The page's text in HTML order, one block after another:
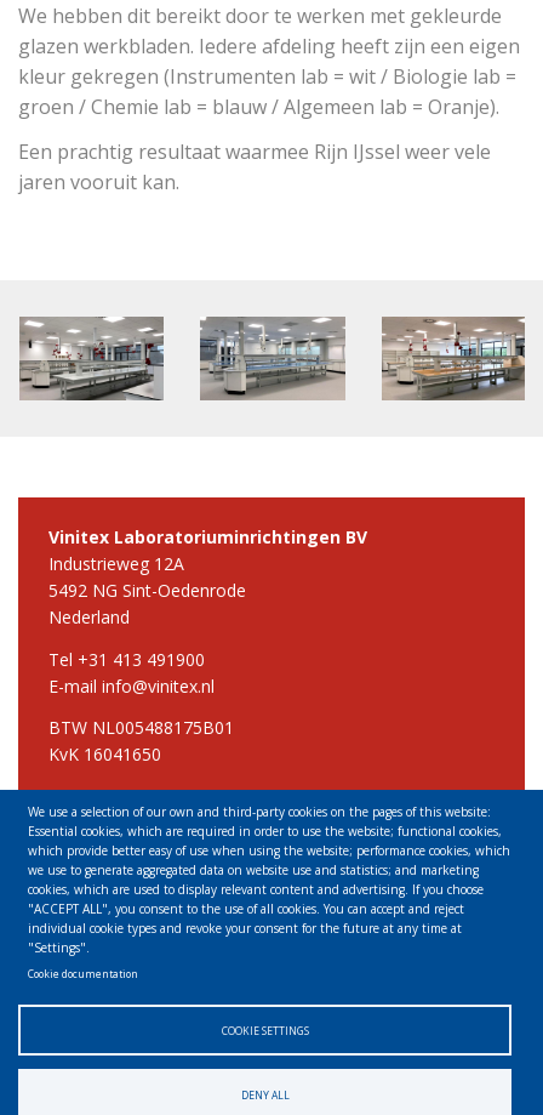
We hebben dit bereikt door te werken met gekleurde
glazen werkbladen. Iedere afdeling heeft zijn een eigen
kleur gekregen (Instrumenten lab = wit / Biologie lab =
groen / Chemie lab = blauw / Algemeen lab = Oranje).
Een prachtig resultaat waarmee Rijn IJssel weer vele
jaren vooruit kan.
Vinitex Laboratoriuminrichtingen BV
Industrieweg 12A
5492 NG Sint-Oedenrode
Nederland
Tel +31 413 491900
E-mail info@vinitex.nl
BTW NL005488175B01
KvK 16041650
We use a selection of our own and third-party cookies on the pages of this website:
Essential cookies, which are required in order to use the website; functional cookies,
which provide better easy of use when using the website; performance cookies, which
we use to generate aggregated data on website use and statistics; and marketing
cookies, which are used to display relevant content and advertising. If you choose
"ACCEPT ALL", you consent to the use of all cookies. You can accept and reject
individual cookie types and revoke your consent for the future at any time at
"Settings".
Cookie documentation
COOKIE SETTINGS
DENY ALL
Vinitex Laboreinrichtingen GmbH & Co KG
Hauptstraβe 3
01640 Coswig
Deutschland
Tel +49 3523 535438
E-mail info@vinitex.de